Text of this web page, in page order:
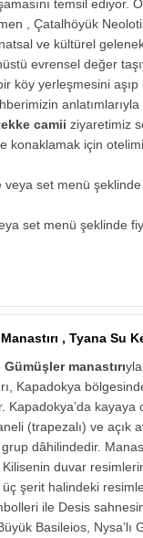
temsil ediyor.
, Çatalhöyük
ve kültürel
evrensel değer
köy yerleşmesini
camii ziyaretimiz
konaklamak için
veya set menü
set menü şeklinde
, Tyana Su
Gümüşler manastırı
Kapadokya
kayaya
(trapezalı) ve açık
dâhilindedir.
duvar
şerit halindeki
ile Desis
Basileios, Nysa’lı